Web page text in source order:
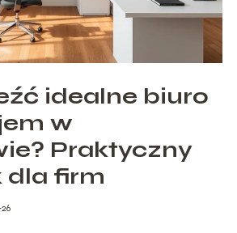
idealne biuro
w
Praktyczny
dla firm